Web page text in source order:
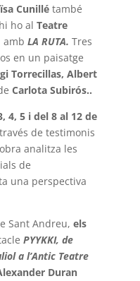
Cunillétambé
ho al Teatre
amb LA RUTA. Tres
en un paisatge
Torrecillas, Albert
Carlota Subirós..
4, 5 i del 8 al 12 de
de testimonis
analitza les
de
una perspectiva
Sant Andreu, els
PYYKKI, de
a l’Antic Teatre
Duran